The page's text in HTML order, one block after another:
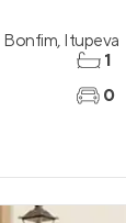
Bonfim, Itupeva
1
0